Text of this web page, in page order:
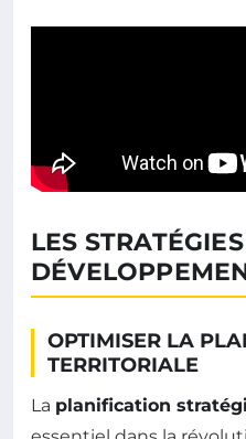
LES
OPTIMISER LA
TERRITORIALE
La planification